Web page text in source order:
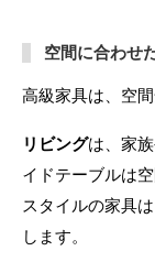
空間に合わせ
高級家具は、空
リビングは、家
イドテーブルは
スタイルの家具
します。